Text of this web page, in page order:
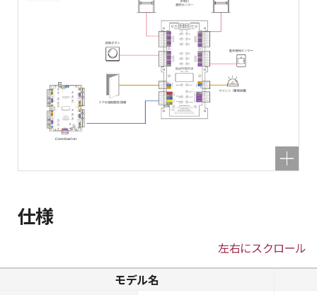
仕様
左右にスクロール
モデル名